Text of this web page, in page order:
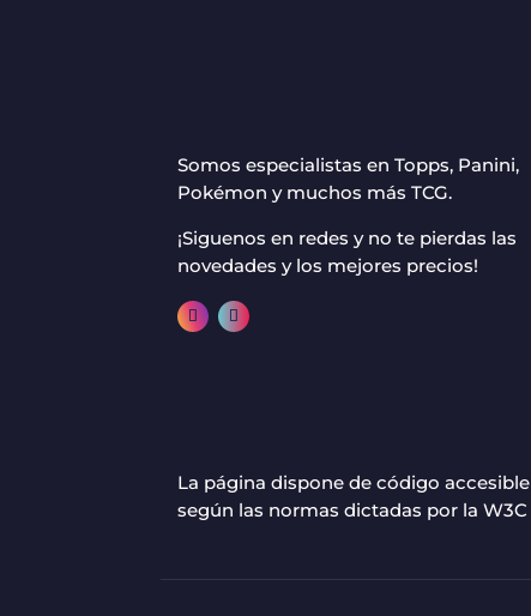
Somos especialistas en Topps, Panini,
Pokémon y muchos más TCG.
¡Siguenos en redes y no te pierdas las
novedades y los mejores precios!
La página dispone de código accesible
según las normas dictadas por la W3C